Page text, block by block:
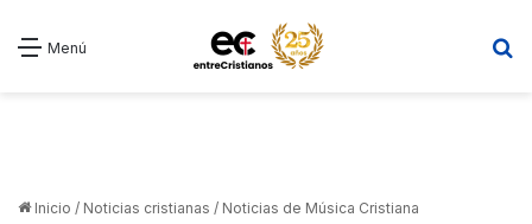
Menú
Inicio / Noticias cristianas / Noticias de Música Cristiana